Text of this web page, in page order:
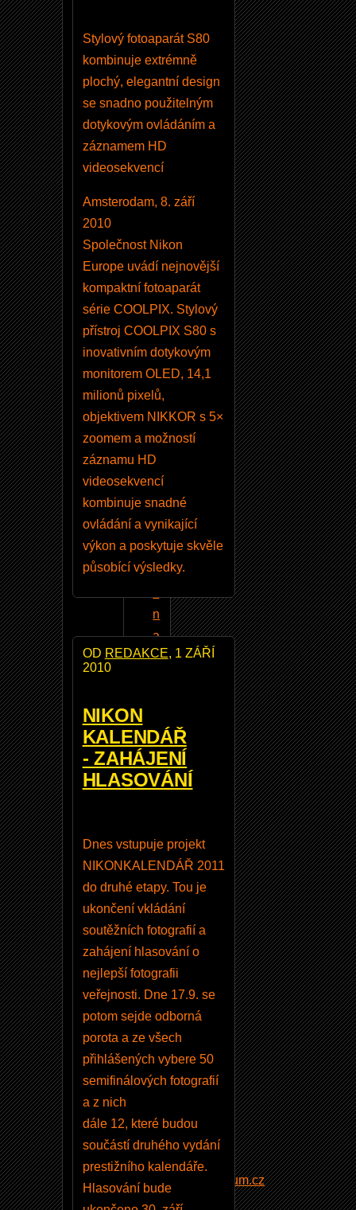
Stylový fotoaparát S80
kombinuje extrémně
plochý, elegantní design
se snadno použitelným
dotykovým ovládáním a
záznamem HD
videosekvencí
Amsterodam, 8. září
2010
Společnost Nikon
Europe uvádí nejnovější
kompaktní fotoaparát
série COOLPIX. Stylový
přístroj COOLPIX S80 s
inovativním dotykovým
monitorem OLED, 14,1
milionů pixelů,
objektivem NIKKOR s 5×
zoomem a možností
záznamu HD
videosekvencí
kombinuje snadné
ovládání a vynikající
výkon a poskytuje skvěle
působící výsledky.
OD REDAKCE, 1 ZÁŘÍ
2010
NIKON
KALENDÁŘ
- ZAHÁJENÍ
HLASOVÁNÍ
Dnes vstupuje projekt
NIKONKALENDÁŘ 2011
do druhé etapy. Tou je
ukončení vkládání
soutěžních fotografií a
zahájení hlasování o
nejlepší fotografii
veřejnosti. Dne 17.9. se
potom sejde odborná
porota a ze všech
přihlášených vybere 50
semifinálových fotografií
a z nich
dále 12, které budou
součástí druhého vydání
prestižního kalendáře.
Hlasování bude
i
k
o
n
T
r
a
s
e
r
2
v
e
r.
2
.
1
9
.
0
-
č
e
š
n
a
F
l
a
b
t
z
5
8
-
A
F
1
N
NOVÍ
NIKONISTI
datove@centrum.cz
bledulin@